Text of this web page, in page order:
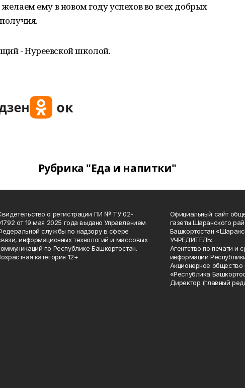
ему в новом году успехов во всех добрых
- Нуреевской школой.
Рубрика "Еда и напитки"
о регистрации ПИ № ТУ 02-
от 19 мая 2025 года выдано Управлением
службы по надзору в сфере
информационных технологий и массовых
по Республике Башкортостан.
категория 12+
Официальный сайт
газеты Шаранского
Башкортостан
УЧРЕДИТЕЛЬ:
Агентство по печати и
информации
Акционерное
«Республика
Директор (главный